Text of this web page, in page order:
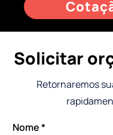
Solicitar
Retornaremos
Nome